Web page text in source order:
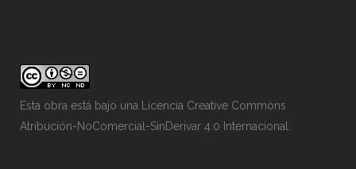
Esta obra está bajo una
Licencia Creative Commons
Atribución-NoComercial-SinDerivar 4.0 Internacional